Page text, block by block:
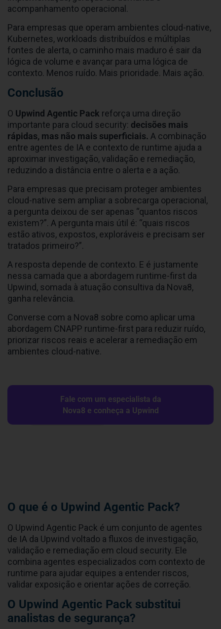
acompanhamento operacional.
Para empresas que operam ambientes cloud-native,
Kubernetes, workloads distribuídos e múltiplas
fontes de alerta, o caminho mais maduro é sair da
lógica de volume e avançar para uma lógica de
contexto. Menos ruído. Mais prioridade. Mais ação.
Conclusão
O Upwind Agentic Pack reforça uma direção
importante para cloud security: decisões mais
rápidas, mas não mais superficiais. A combinação
entre agentes de IA e contexto de runtime ajuda a
aproximar investigação, validação e remediação,
reduzindo a distância entre o alerta e a ação.
Para empresas que precisam proteger ambientes
cloud-native sem ampliar a sobrecarga operacional,
a pergunta deixou de ser apenas “quantos riscos
existem?”. A pergunta mais útil é: “quais riscos
estão ativos, expostos, exploráveis e precisam ser
tratados primeiro?”.
A resposta depende de contexto. E é justamente
nessa camada que a abordagem runtime-first da
Upwind, somada à atuação consultiva da Nova8,
ganha relevância.
Converse com a Nova8 sobre como aplicar uma
abordagem CNAPP runtime-first para reduzir ruído,
priorizar riscos reais e acelerar a remediação em
ambientes cloud-native.
Fale com um especialista da
Nova8 e conheça a Upwind
O que é o Upwind Agentic Pack?
O Upwind Agentic Pack é um conjunto de agentes
de IA da Upwind voltado a fluxos de investigação,
validação e remediação em cloud security. Ele
combina agentes especializados com contexto de
runtime para ajudar equipes a entender riscos,
validar exposição e orientar ações de correção.
O Upwind Agentic Pack substitui
analistas de segurança?